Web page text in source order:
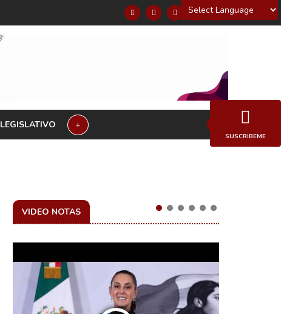
Powered by
LEGISLATIVO +
VIDEO NOTAS
SUSCRIBEME